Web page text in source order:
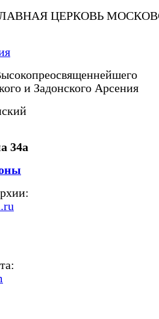
ЦЕРКОВЬ
и Задонского Арсения
34а